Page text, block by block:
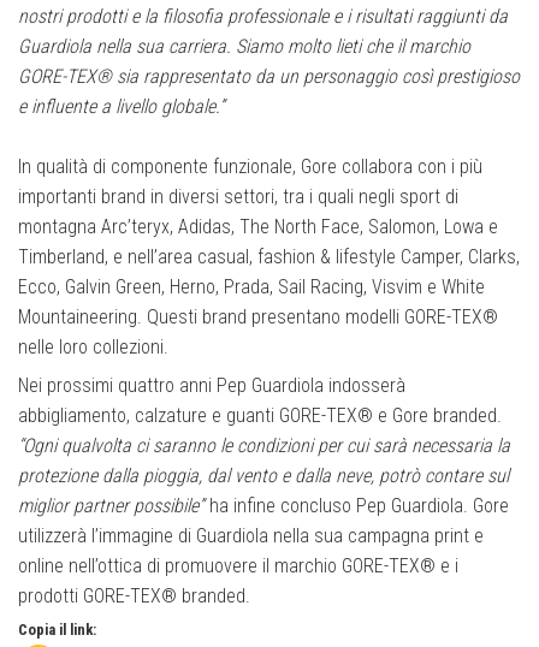
nostri prodotti e la filosofia professionale e i risultati raggiunti da
Guardiola nella sua carriera. Siamo molto lieti che il marchio
GORE-TEX® sia rappresentato da un personaggio così prestigioso
e influente a livello globale.”
In qualità di componente funzionale, Gore collabora con i più
importanti brand in diversi settori, tra i quali negli sport di
montagna Arc’teryx, Adidas, The North Face, Salomon, Lowa e
Timberland, e nell’area casual, fashion & lifestyle Camper, Clarks,
Ecco, Galvin Green, Herno, Prada, Sail Racing, Visvim e White
Mountaineering. Questi brand presentano modelli GORE-TEX®
nelle loro collezioni.
Nei prossimi quattro anni Pep Guardiola indosserà
abbigliamento, calzature e guanti GORE-TEX® e Gore branded.
“Ogni qualvolta ci saranno le condizioni per cui sarà necessaria la
protezione dalla pioggia, dal vento e dalla neve, potrò contare sul
miglior partner possibile”ha infine concluso Pep Guardiola. Gore
utilizzerà l’immagine di Guardiola nella sua campagna print e
online nell’ottica di promuovere il marchio GORE-TEX® e i
prodotti GORE-TEX® branded.
Copia il link: